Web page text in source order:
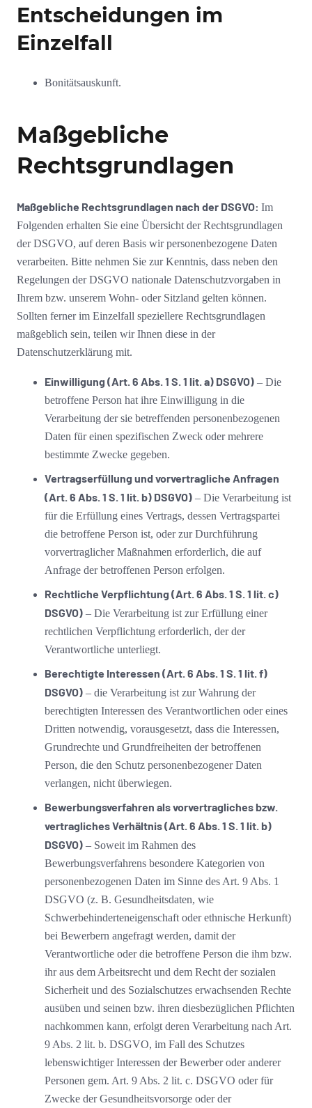
Entscheidungen im
Einzelfall
Bonitätsauskunft.
Maßgebliche
Rechtsgrundlagen
Maßgebliche Rechtsgrundlagen nach der DSGVO: Im
Folgenden erhalten Sie eine Übersicht der Rechtsgrundlagen
der DSGVO, auf deren Basis wir personenbezogene Daten
verarbeiten. Bitte nehmen Sie zur Kenntnis, dass neben den
Regelungen der DSGVO nationale Datenschutzvorgaben in
Ihrem bzw. unserem Wohn- oder Sitzland gelten können.
Sollten ferner im Einzelfall speziellere Rechtsgrundlagen
maßgeblich sein, teilen wir Ihnen diese in der
Datenschutzerklärung mit.
Einwilligung (Art. 6 Abs. 1 S. 1 lit. a) DSGVO) – Die
betroffene Person hat ihre Einwilligung in die
Verarbeitung der sie betreffenden personenbezogenen
Daten für einen spezifischen Zweck oder mehrere
bestimmte Zwecke gegeben.
Vertragserfüllung und vorvertragliche Anfragen
(Art. 6 Abs. 1 S. 1 lit. b) DSGVO) – Die Verarbeitung ist
für die Erfüllung eines Vertrags, dessen Vertragspartei
die betroffene Person ist, oder zur Durchführung
vorvertraglicher Maßnahmen erforderlich, die auf
Anfrage der betroffenen Person erfolgen.
Rechtliche Verpflichtung (Art. 6 Abs. 1 S. 1 lit. c)
DSGVO) – Die Verarbeitung ist zur Erfüllung einer
rechtlichen Verpflichtung erforderlich, der der
Verantwortliche unterliegt.
Berechtigte Interessen (Art. 6 Abs. 1 S. 1 lit. f)
DSGVO) – die Verarbeitung ist zur Wahrung der
berechtigten Interessen des Verantwortlichen oder eines
Dritten notwendig, vorausgesetzt, dass die Interessen,
Grundrechte und Grundfreiheiten der betroffenen
Person, die den Schutz personenbezogener Daten
verlangen, nicht überwiegen.
Bewerbungsverfahren als vorvertragliches bzw.
vertragliches Verhältnis (Art. 6 Abs. 1 S. 1 lit. b)
DSGVO) – Soweit im Rahmen des
Bewerbungsverfahrens besondere Kategorien von
personenbezogenen Daten im Sinne des Art. 9 Abs. 1
DSGVO (z. B. Gesundheitsdaten, wie
Schwerbehinderteneigenschaft oder ethnische Herkunft)
bei Bewerbern angefragt werden, damit der
Verantwortliche oder die betroffene Person die ihm bzw.
ihr aus dem Arbeitsrecht und dem Recht der sozialen
Sicherheit und des Sozialschutzes erwachsenden Rechte
ausüben und seinen bzw. ihren diesbezüglichen Pflichten
nachkommen kann, erfolgt deren Verarbeitung nach Art.
9 Abs. 2 lit. b. DSGVO, im Fall des Schutzes
lebenswichtiger Interessen der Bewerber oder anderer
Personen gem. Art. 9 Abs. 2 lit. c. DSGVO oder für
Zwecke der Gesundheitsvorsorge oder der